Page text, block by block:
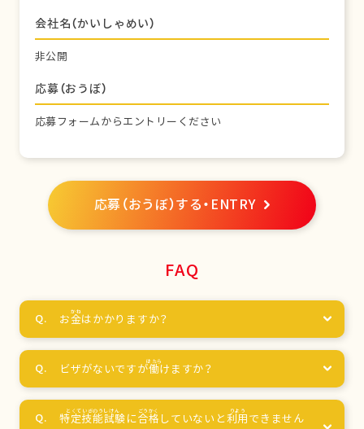
会社名（かいしゃめい）
非公開
応募（おうぼ）
応募フォームからエントリーください
応募（おうぼ）する・ENTRY
FAQ
お金はかかりますか？
ビザがないですが働けますか？
特定技能試験に合格 していないと利用 できません